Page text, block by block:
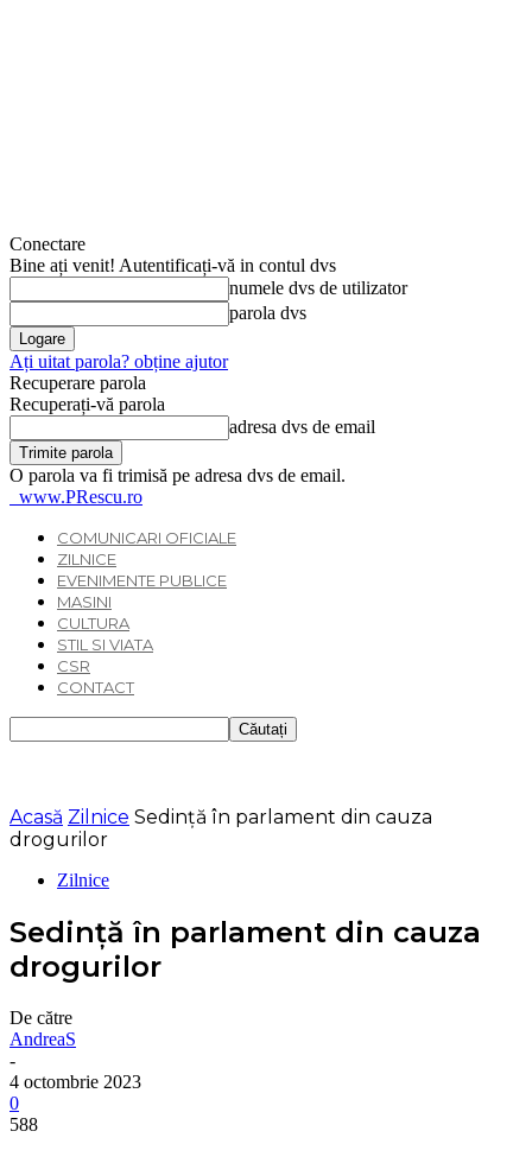
Conectare
Bine ați venit! Autentificați-vă in contul dvs
numele dvs de utilizator
parola dvs
Ați uitat parola? obține ajutor
Recuperare parola
Recuperați-vă parola
adresa dvs de email
O parola va fi trimisă pe adresa dvs de email.
www.PRescu.ro
COMUNICARI OFICIALE
ZILNICE
EVENIMENTE PUBLICE
MASINI
CULTURA
STIL SI VIATA
CSR
CONTACT
Acasă Zilnice Sedință în parlament din cauza
drogurilor
Zilnice
Sedință în parlament din cauza
drogurilor
De către
AndreaS
-
4 octombrie 2023
0
588